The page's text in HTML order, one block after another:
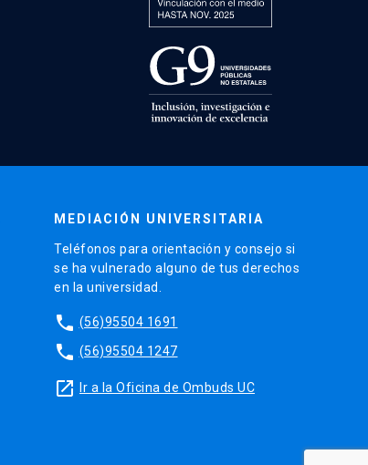
MEDIACIÓN UNIVERSITARIA
Teléfonos para orientación y consejo si
se ha vulnerado alguno de tus derechos
en la universidad.
phone (56)95504 1691
phone (56)95504 1247
launch Ir a la Oficina de Ombuds UC